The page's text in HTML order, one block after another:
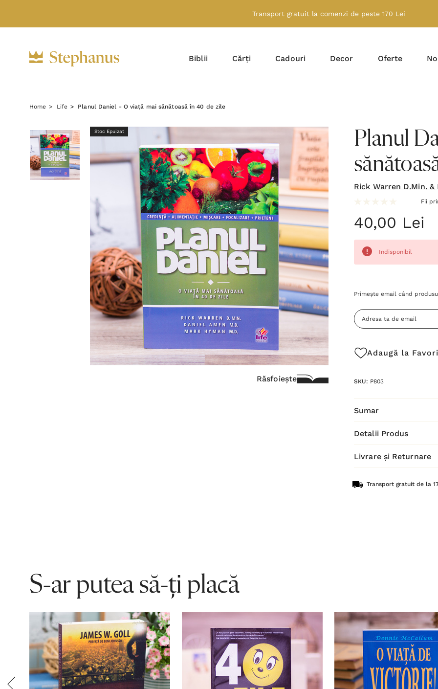
Transport gratuit la comenzi de peste 170 Lei
Biblii Cărți Cadouri Decor Oferte
Home Life Planul Daniel - O viață mai sănătoasă în 40 de zile
Stoc Epuizat
Răsfoiește
Planul
Rick Warren D.Min.
Fii
40,00 Lei
Indisponibil
Grăbește-
Stocul
curent
Primește email când
Adaugă la
SKU: P803
Sumar
Detalii Produs
Livrare și Returnare
Transport gratuit de la
S-ar putea să-ți placă